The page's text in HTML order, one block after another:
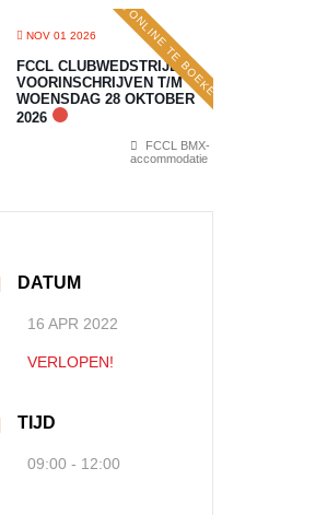
NOV 01 2026 ONLINE TE BOEKEN
FCCL CLUBWEDSTRIJD 7:
VOORINSCHRIJVEN T/M
WOENSDAG 28 OKTOBER
2026
FCCL BMX-
accommodatie
DATUM
16 APR 2022
VERLOPEN!
TIJD
09:00 - 12:00